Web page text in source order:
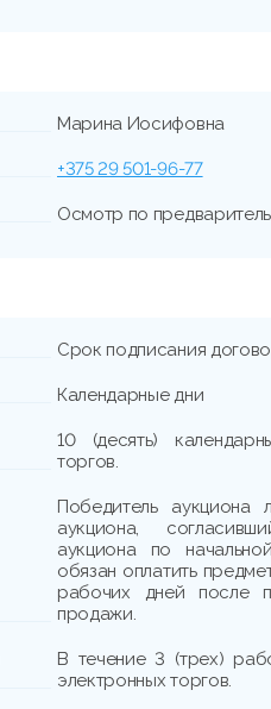
Марина Иосифовна
+375 29 501-96-77
Осмотр по
Срок подписания
Календарные дни
10 (десять)
торгов.
Победитель аукциона
аукциона,
аукциона по
обязан оплатить
рабочих дней после
продажи.
В течение 3 (трех)
электронных торгов.